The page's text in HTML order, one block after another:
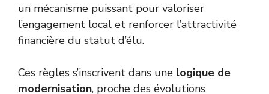
un mécanisme puissant pour valoriser
l’engagement local et renforcer l’attractivité
financière du statut d’élu.
Ces règles s’inscrivent dans une logique de
modernisation, proche des évolutions